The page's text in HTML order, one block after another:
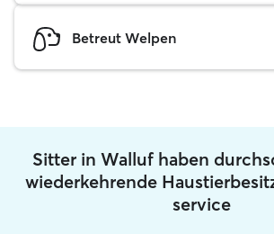
Betreut Welpen
Sitter in Walluf haben
wiederkehrende
service